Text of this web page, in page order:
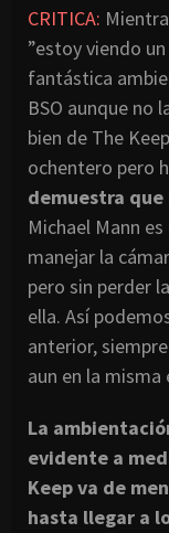
CRITICA:
”estoy viendo
fantástica
BSO aunque no
bien de The
ochentero pero
demuestra
Michael Mann
manejar la
pero sin perder
ella. Así
anterior,
aun en la misma
La
evidente a
Keep va de
hasta llegar a